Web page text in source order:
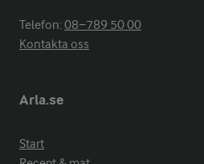
Telefon:08−789 50 00
Kontakta oss
Arla.se
Start